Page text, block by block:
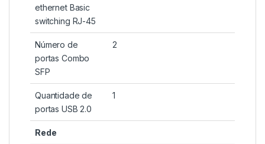
ethernet Basic
switching RJ-45
Número de
portas Combo
SFP
2
Quantidade de
portas USB 2.0
1
Rede